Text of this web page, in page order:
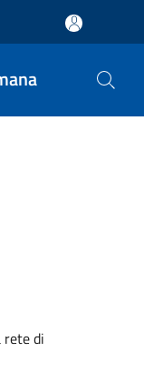
rete di